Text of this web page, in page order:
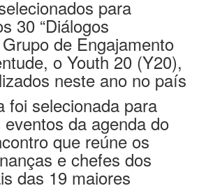
para
30 “Diálogos
de Engajamento
o Youth 20 (Y20),
neste ano no país
foi selecionada para
da agenda do
que reúne os
e chefes dos
das 19 maiores